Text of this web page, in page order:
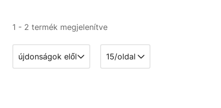
1 - 2 termék megjelenítve